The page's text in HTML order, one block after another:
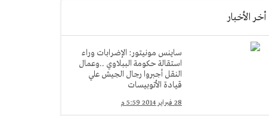
أخر الأخبار
ساينس مونيتور: الإضرابات وراء
استقالة حكومة الببلاوي ..وعمال
النقل أجبروا رجال الجيش علي
قيادة الأتوبيسات
28 فبراير 2014 5:59 م